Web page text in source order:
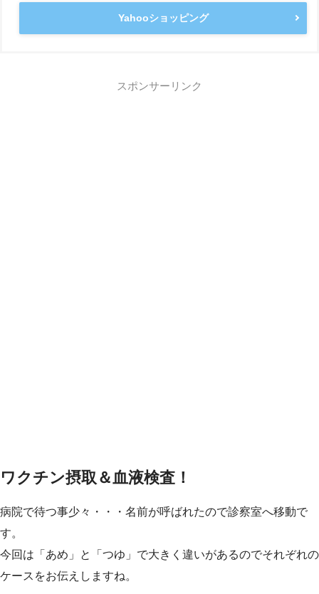
Yahooショッピング
スポンサーリンク
ワクチン摂取＆血液検査！
病院で待つ事少々・・・名前が呼ばれたので診察室へ移動で
す。
今回は「あめ」と「つゆ」で大きく違いがあるのでそれぞれの
ケースをお伝えしますね。